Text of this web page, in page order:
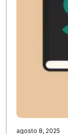
agosto 8, 2025